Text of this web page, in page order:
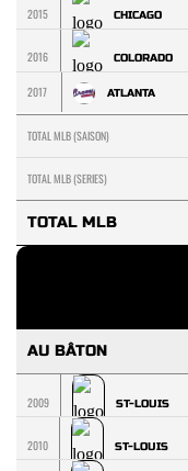
2015 CHICAGO
2016 COLORADO
2017 ATLANTA
TOTAL MLB (SAISON)
TOTAL MLB (SERIES)
TOTAL MLB
AU BÂTON
2009 ST-LOUIS
2010 ST-LOUIS